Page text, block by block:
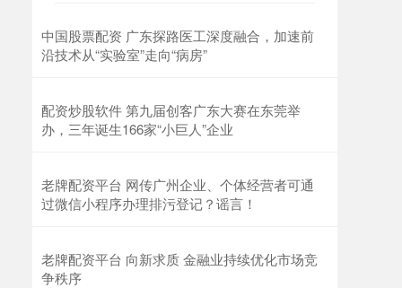
中国股票配资 广东探路医工深度融合，加速前
沿技术从“实验室”走向“病房”
配资炒股软件 第九届创客广东大赛在东莞举
办，三年诞生166家“小巨人”企业
老牌配资平台 网传广州企业、个体经营者可通
过微信小程序办理排污登记？谣言！
老牌配资平台 向新求质 金融业持续优化市场竞
争秩序